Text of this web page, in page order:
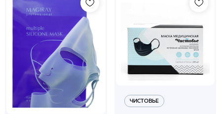
ЧИСТОВЬЕ